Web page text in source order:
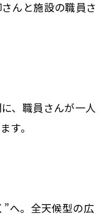
んと施設の職員さ
、職員さんが一人
す。
へ。全天候型の広